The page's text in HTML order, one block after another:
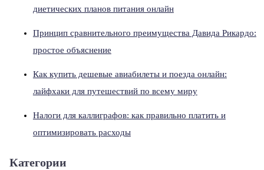
диетических планов питания онлайн
Принцип сравнительного преимущества Давида Рикардо:
простое объяснение
Как купить дешевые авиабилеты и поезда онлайн:
лайфхаки для путешествий по всему миру
Налоги для каллиграфов: как правильно платить и
оптимизировать расходы
Категории